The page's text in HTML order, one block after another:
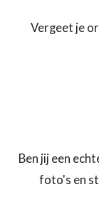
Vergeet je
Ben jij een
foto's en